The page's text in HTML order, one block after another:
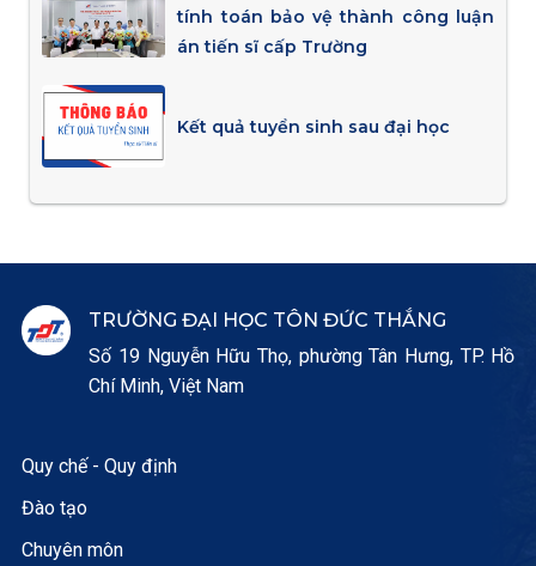
tính toán bảo vệ thành công luận
án tiến sĩ cấp Trường
Kết quả tuyển sinh sau đại học
TRƯỜNG ĐẠI HỌC TÔN ĐỨC THẮNG
Số 19 Nguyễn Hữu Thọ, phường Tân Hưng, TP. Hồ
Chí Minh, Việt Nam
Quy chế - Quy định
Đào tạo
Chuyên môn